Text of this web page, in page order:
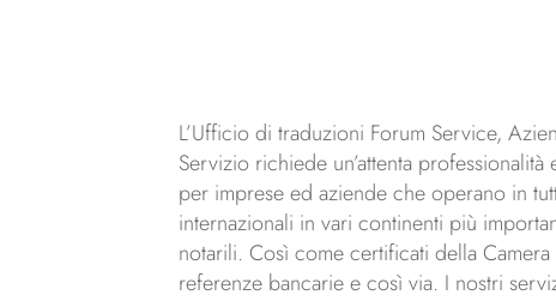
L’Ufficio di traduzioni Forum Service,
Servizio richiede un’attenta
per imprese ed aziende che operano in
internazionali in vari continenti più
notarili. Così come certificati della
referenze bancarie e così via. I nostri